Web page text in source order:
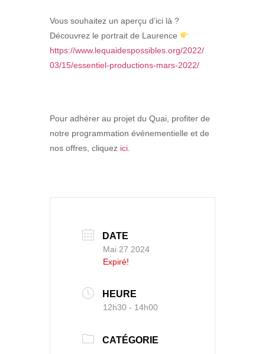
Vous souhaitez un aperçu d’ici là ?
Découvrez le portrait de Laurence
https://www. lequaidespossibles.org/2022/
03/15/essentiel-productions-mars-2022/
Pour adhérer au projet du Quai, profiter de
notre programmation événementielle et de
nos offres, cliquez ici
DATE
Mai 27 2024
Expiré!
HEURE
12h30 - 14h00
CATÉGORIE